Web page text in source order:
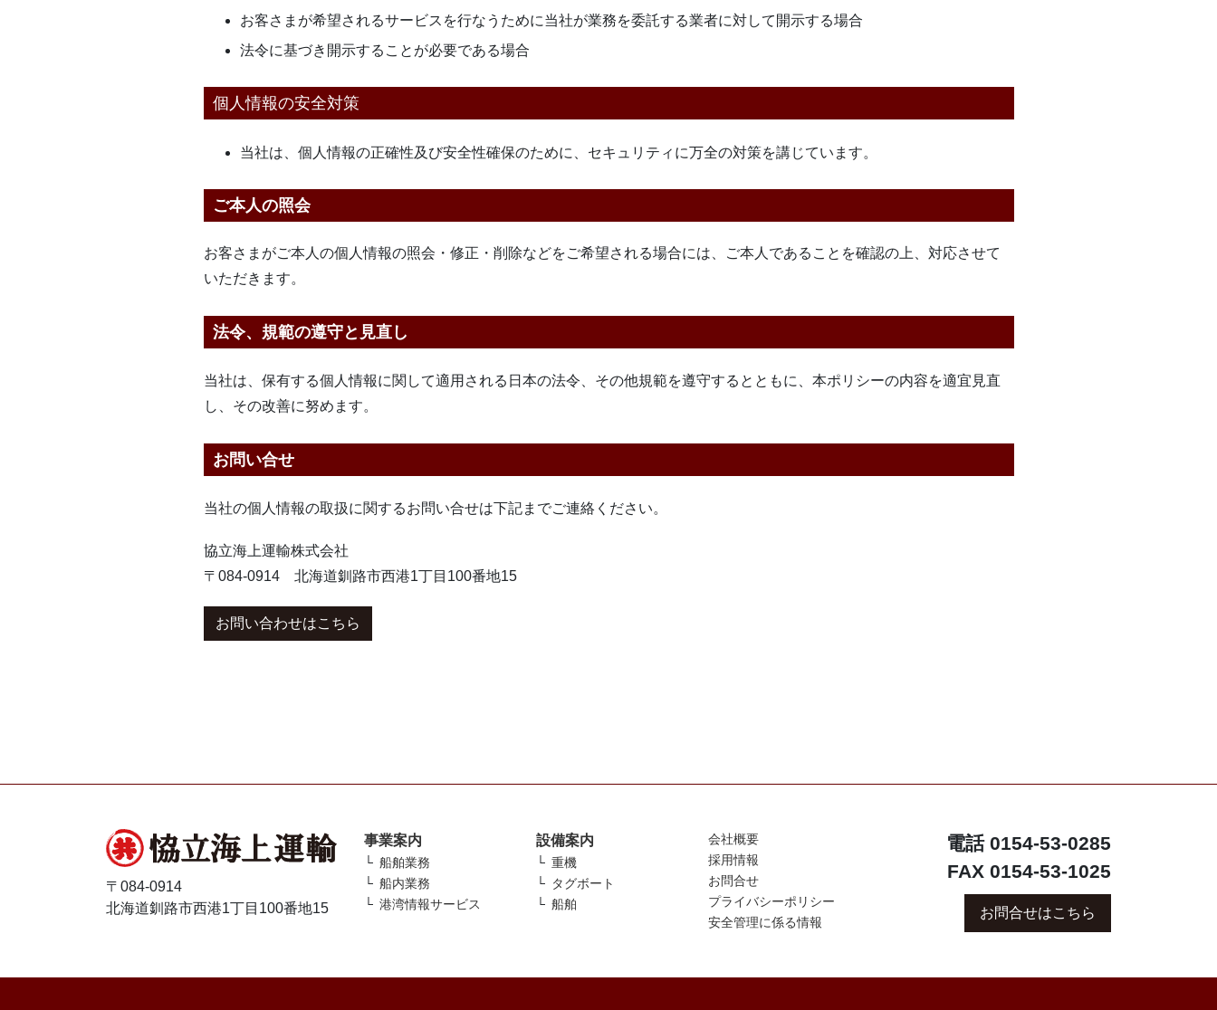
お客さまが希望されるサービスを行なうために当社が業務を委託する業者に対して開示する場合
法令に基づき開示することが必要である場合
個人情報の安全対策
当社は、個人情報の正確性及び安全性確保のために、セキュリティに万全の対策を講じています。
ご本人の照会
お客さまがご本人の個人情報の照会・修正・削除などをご希望される場合には、ご本人であることを確認の上、対応させて
いただきます。
法令、規範の遵守と見直し
当社は、保有する個人情報に関して適用される日本の法令、その他規範を遵守するとともに、本ポリシーの内容を適宜見直
し、その改善に努めます。
お問い合せ
当社の個人情報の取扱に関するお問い合せは下記までご連絡ください。
協立海上運輸株式会社
〒084-0914 北海道釧路市西港1丁目100番地15
お問い合わせはこちら
〒084-0914
北海道釧路市西港1丁目100番地15
事業案内
船舶業務
船内業務
港湾情報サービス
設備案内
重機
タグボート
船舶
会社概要
採用情報
お問合せ
プライバシーポリシー
安全管理に係る情報
電話 0154-53-0285
FAX 0154-53-1025
お問合せはこちら